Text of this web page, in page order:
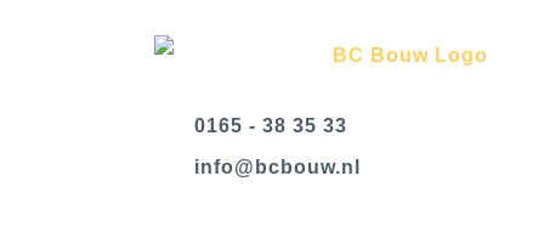
0165 - 38 35 33
ln.wuobcb
@ofni